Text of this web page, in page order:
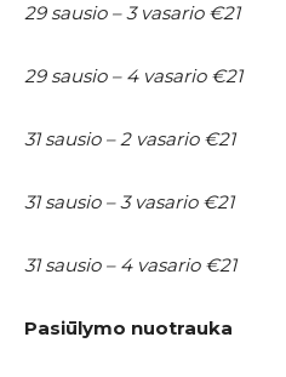
29 sausio – 3 vasario €21
29 sausio – 4 vasario €21
31 sausio – 2 vasario €21
31 sausio – 3 vasario €21
31 sausio – 4 vasario €21
Pasiūlymo nuotrauka